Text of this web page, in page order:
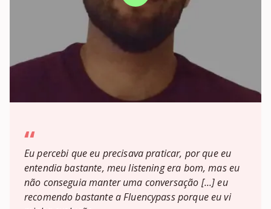
“
Eu percebi que eu precisava praticar, por que eu
entendia bastante, meu listening era bom, mas eu
não conseguia manter uma conversação [...] eu
recomendo bastante a Fluencypass porque eu vi